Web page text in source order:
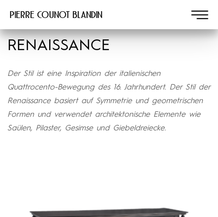
Pierre COUNOT BLANDIN
RENAISSANCE
Der Stil ist eine Inspiration der italienischen
Quattrocento-Bewegung des 16. Jahrhundert. Der Stil der
Renaissance basiert auf Symmetrie und geometrischen
Formen und verwendet architektonische Elemente wie
Saülen, Pilaster, Gesimse und Giebeldreiecke.